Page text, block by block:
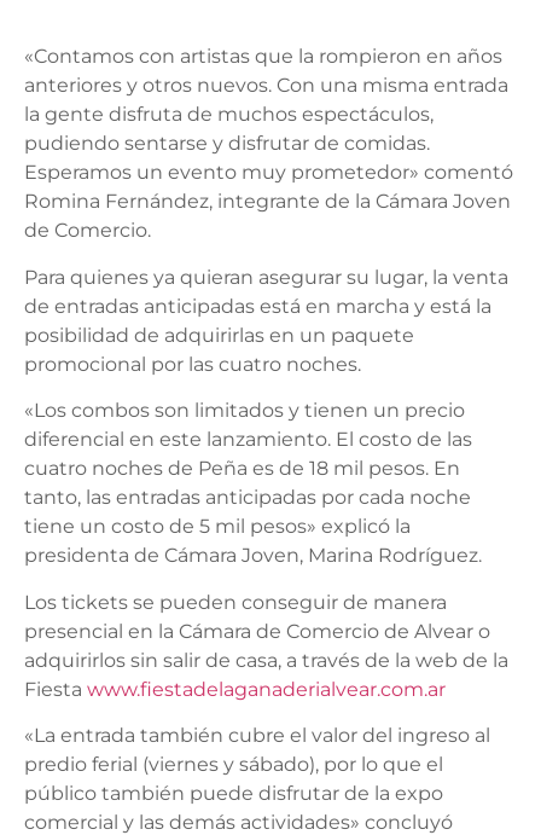
«Contamos con artistas que la rompieron en años
anteriores y otros nuevos. Con una misma entrada
la gente disfruta de muchos espectáculos,
pudiendo sentarse y disfrutar de comidas.
Esperamos un evento muy prometedor» comentó
Romina Fernández, integrante de la Cámara Joven
de Comercio.
Para quienes ya quieran asegurar su lugar, la venta
de entradas anticipadas está en marcha y está la
posibilidad de adquirirlas en un paquete
promocional por las cuatro noches.
«Los combos son limitados y tienen un precio
diferencial en este lanzamiento. El costo de las
cuatro noches de Peña es de 18 mil pesos. En
tanto, las entradas anticipadas por cada noche
tiene un costo de 5 mil pesos» explicó la
presidenta de Cámara Joven, Marina Rodríguez.
Los tickets se pueden conseguir de manera
presencial en la Cámara de Comercio de Alvear o
adquirirlos sin salir de casa, a través de la web de la
Fiesta www.fiestadelaganaderialvear.com.ar
«La entrada también cubre el valor del ingreso al
predio ferial (viernes y sábado), por lo que el
público también puede disfrutar de la expo
comercial y las demás actividades» concluyó